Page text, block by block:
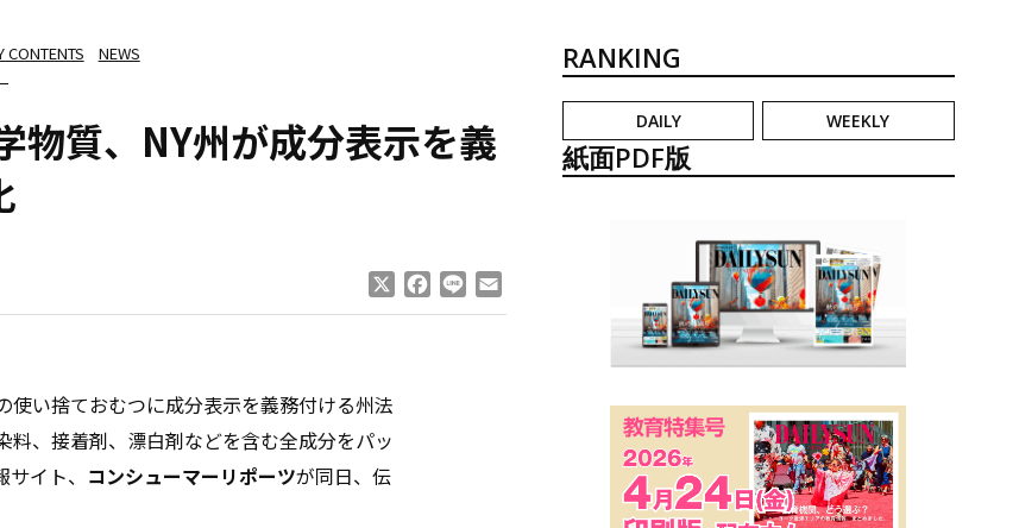
CONTENTS NEWS
物質、NY州が成分表示を義
Facebook
Line
い捨ておむつに成分表示を義務付ける州法
料、接着剤、漂白剤などを含む全成分をパッ
イト、 コンシューマーリポーツが同日、伝
RANKING
DAILY WEEKLY
紙面PDF版